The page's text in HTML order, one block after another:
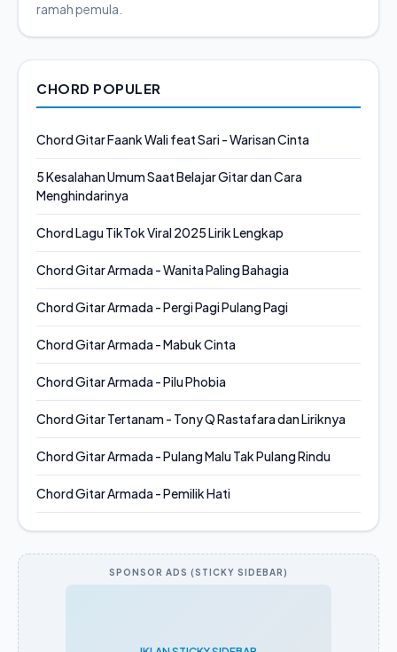
ramah pemula.
CHORD POPULER
Chord Gitar Faank Wali feat Sari - Warisan Cinta
5 Kesalahan Umum Saat Belajar Gitar dan Cara
Menghindarinya
Chord Lagu TikTok Viral 2025 Lirik Lengkap
Chord Gitar Armada - Wanita Paling Bahagia
Chord Gitar Armada - Pergi Pagi Pulang Pagi
Chord Gitar Armada - Mabuk Cinta
Chord Gitar Armada - Pilu Phobia
Chord Gitar Tertanam - Tony Q Rastafara dan Liriknya
Chord Gitar Armada - Pulang Malu Tak Pulang Rindu
Chord Gitar Armada - Pemilik Hati
SPONSOR ADS (STICKY SIDEBAR)